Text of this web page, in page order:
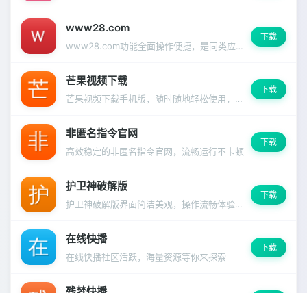
www28.com
www28.com功能全面操作便捷，是同类应用中的佼佼者。
下载
芒果视频下载
芒果视频下载手机版，随时随地轻松使用，离线模式同样精彩。
下载
非匿名指令官网
高效稳定的非匿名指令官网，流畅运行不卡顿
下载
护卫神破解版
护卫神破解版界面简洁美观，操作流畅体验出色。
下载
在线快播
在线快播社区活跃，海量资源等你来探索
下载